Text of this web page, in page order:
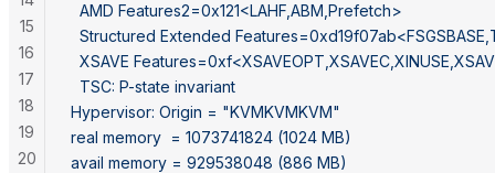
  AMD Features2=0x121<LAHF,ABM,Prefetch>
Structured Extended
XSAVE
  TSC: P-state invariant
Hypervisor: Origin = "KVMKVMKVM"
real memory  = 1073741824 (1024 MB)
avail memory = 929538048 (886 MB)
15
16
17
18
19
20